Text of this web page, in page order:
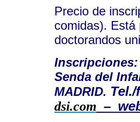
Precio de
comidas). Está
doctorandos
Inscripciones
Senda del
MADRID.
dsi.com –